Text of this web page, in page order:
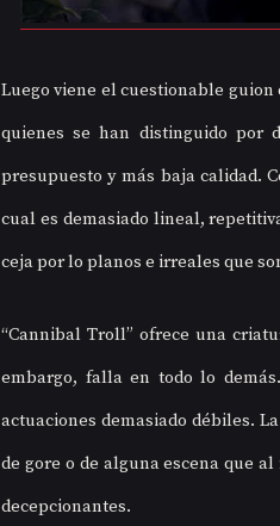
Luego viene el cuestionable
quienes se han distinguido
presupuesto y más baja calidad.
cual es demasiado lineal,
ceja por lo planos e irreales que
“Cannibal Troll” ofrece una
embargo, falla en todo lo
actuaciones demasiado débiles.
de gore o de alguna escena que
decepcionantes.